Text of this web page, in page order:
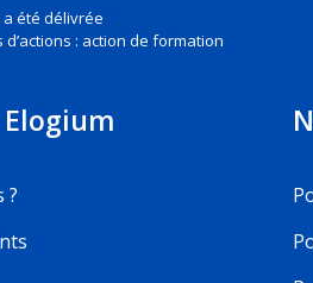
été délivrée
d’actions : action de formation
?